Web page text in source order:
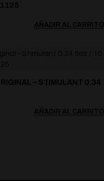
AÑADIR AL CARRITO
– STIMULANT 0.34
AÑADIR AL CARRITO